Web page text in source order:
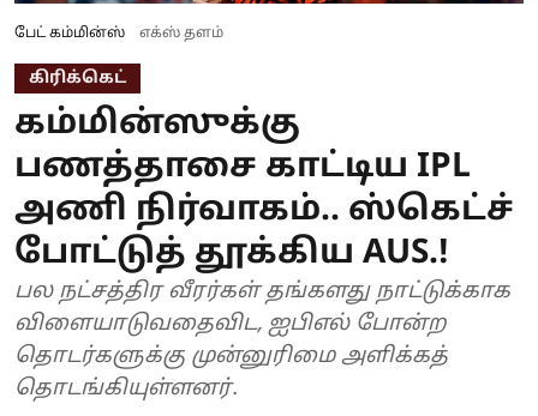
பேட் கம்மின்ஸ் எக்ஸ் தளம்
கிரிக்கெட்
கம்மின்ஸுக்கு
பணத்தாசை காட்டிய IPL
அணி நிர்வாகம்.. ஸ்கெட்ச்
போட்டுத் தூக்கிய AUS.!
பல நட்சத்திர வீரர்கள் தங்களது நாட்டுக்காக
விளையாடுவதைவிட, ஐபிஎல் போன்ற
தொடர்களுக்கு முன்னுரிமை அளிக்கத்
தொடங்கியுள்ளனர்.